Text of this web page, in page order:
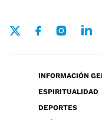
INFORMACIÓN
ESPIRITUALIDAD
DEPORTES